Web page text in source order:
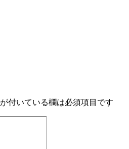
が付いている欄は必須項目です